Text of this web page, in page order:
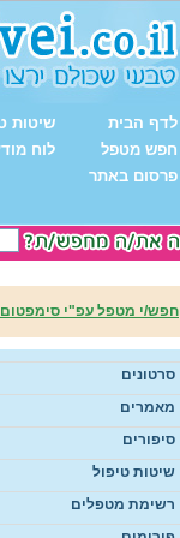
לדף הבית שיטות
חפש מטפל
לוח
פרסום באתר
חפש/י מטפל עפ"י סימפטום
סרטונים
מאמרים
סיפורים
שיטות טיפול
רשימת מטפלים